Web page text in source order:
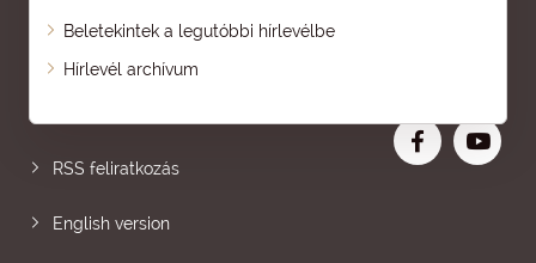
Beletekintek a legutóbbi hírlevélbe
Hírlevél archívum
Oldaltérkép
RSS feliratkozás
English version